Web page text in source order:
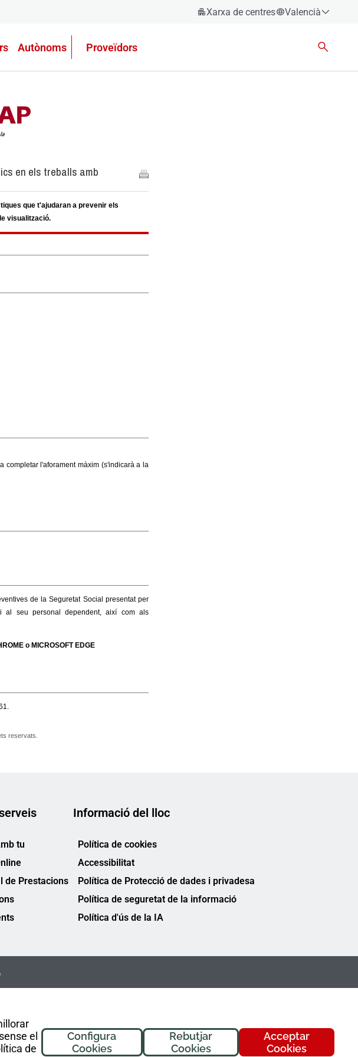
Xarxa de centres
Valencià
Autònoms Proveïdors
el
de
Acceptar
Cookies
Rebutjar
Cookies
Configura
Cookies
tu
de Prestacions
Informació del lloc
Política de cookies
Accessibilitat
Política de Protecció de dades i privadesa
Política de seguretat de la informació
Política d'ús de la IA